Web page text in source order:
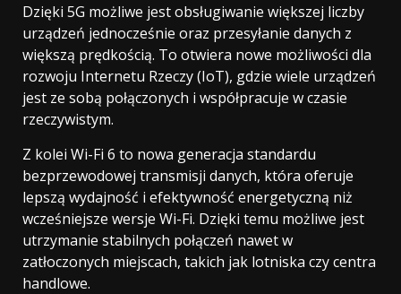
Dzięki 5G możliwe jest obsługiwanie większej liczby
urządzeń jednocześnie oraz przesyłanie danych z
większą prędkością. To otwiera nowe możliwości dla
rozwoju Internetu Rzeczy (IoT), gdzie wiele urządzeń
jest ze sobą połączonych i współpracuje w czasie
rzeczywistym.
Z kolei Wi-Fi 6 to nowa generacja standardu
bezprzewodowej transmisji danych, która oferuje
lepszą wydajność i efektywność energetyczną niż
wcześniejsze wersje Wi-Fi. Dzięki temu możliwe jest
utrzymanie stabilnych połączeń nawet w
zatłoczonych miejscach, takich jak lotniska czy centra
handlowe.